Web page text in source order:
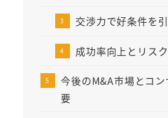
交渉力で好条件を
成功率向上とリス
今後のM&A市場とコ
要